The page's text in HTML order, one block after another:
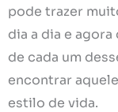
pode trazer
dia a dia e
de cada um
encontrar
estilo de vida.